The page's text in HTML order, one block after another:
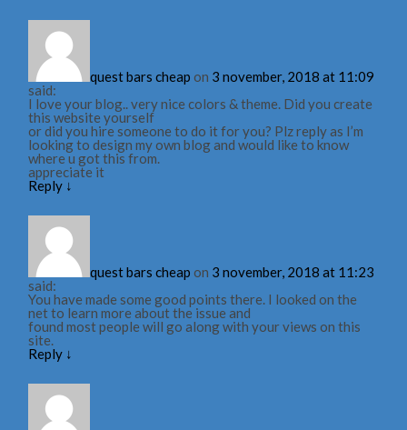
quest bars cheap on 3 november, 2018 at 11:09
said:
I love your blog.. very nice colors & theme. Did you create
this website yourself
or did you hire someone to do it for you? Plz reply as I’m
looking to design my own blog and would like to know
where u got this from.
appreciate it
Reply ↓
quest bars cheap on 3 november, 2018 at 11:23
said:
You have made some good points there. I looked on the
net to learn more about the issue and
found most people will go along with your views on this
site.
Reply ↓